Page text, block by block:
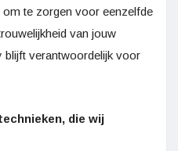
te zorgen voor eenzelfde
van jouw
blijft verantwoordelijk voor
die wij